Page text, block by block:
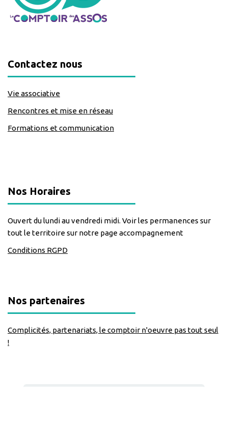
Contactez nous
Vie associative
Rencontres et mise en réseau
Formations et communication
Nos Horaires
Ouvert du lundi au vendredi midi. Voir les permanences sur
tout le territoire sur notre page accompagnement
Conditions RGPD
Nos partenaires
Complicités, partenariats, le comptoir n'oeuvre pas tout seul
!